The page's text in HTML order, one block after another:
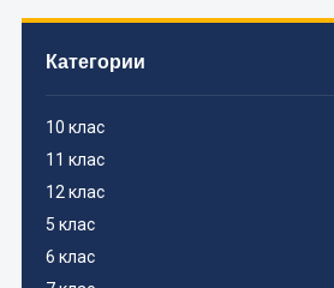
Категории
10 клас
11 клас
12 клас
5 клас
6 клас